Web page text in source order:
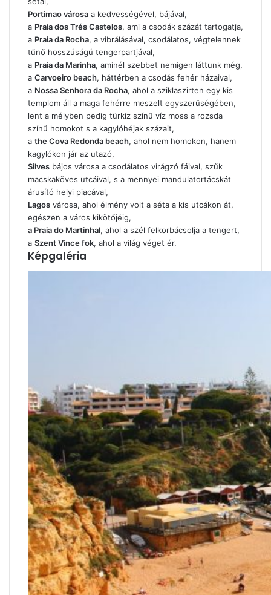
Portimao városa a kedvességével, bájával,
a Praia dos Trés Castelos, ami a csodák százát tartogatja,
a Praia da Rocha, a vibrálásával, csodálatos, végtelennek
tűnő hosszúságú tengerpartjával,
a Praia da Marinha, aminél szebbet nemigen láttunk még,
a Carvoeiro beach, háttérben a csodás fehér házaival,
a Nossa Senhora da Rocha, ahol a sziklaszirten egy kis
templom áll a maga fehérre meszelt egyszerűségében,
lent a mélyben pedig türkiz színű víz moss a rozsda
színű homokot s a kagylóhéjak százait,
a the Cova Redonda beach, ahol nem homokon, hanem
kagylókon jár az utazó,
Silves bájos városa a csodálatos virágzó fáival, szűk
macskaköves utcáival, s a mennyei mandulatortácskát
árusító helyi piacával,
Lagos városa, ahol élmény volt a séta a kis utcákon át,
egészen a város kikötőjéig,
a Praia do Martinhal, ahol a szél felkorbácsolja a tengert,
a Szent Vince fok, ahol a világ véget ér.
Képgaléria